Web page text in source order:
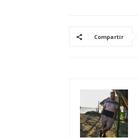
Compartir